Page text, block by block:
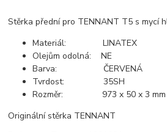
Stěrka přední pro TENNANT T5 s mycí
Materiál: LINATEX
Olejům odolná: NE
Barva: ČERVENÁ
Tvrdost: 35SH
Rozměr: 973 x 50 x 3 mm
Originální stěrka TENNANT